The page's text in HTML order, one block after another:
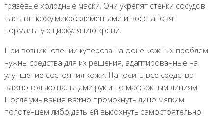
грязевые холодные маски. Они укрепят стенки сосудов,
насытят кожу микроэлементами и восстановят
нормальную циркуляцию крови.
При возникновении купероза на фоне кожных проблем
нужны средства для их решения, адаптированные на
улучшение состояния кожи. Наносить все средства
важно только пальцами рук и по массажным линиям.
После умывания важно промокнуть лицо мягким
полотенцем либо дать ей высохнуть самостоятельно.